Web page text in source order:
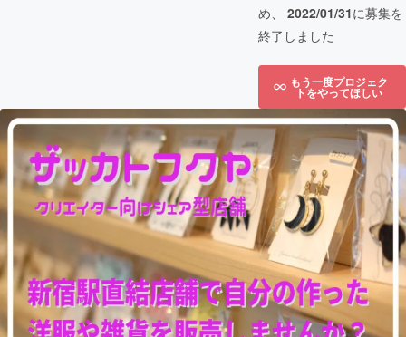
め、 2022/01/31に募集を
終了しました
もう一度プロジェク
トをやってほしい